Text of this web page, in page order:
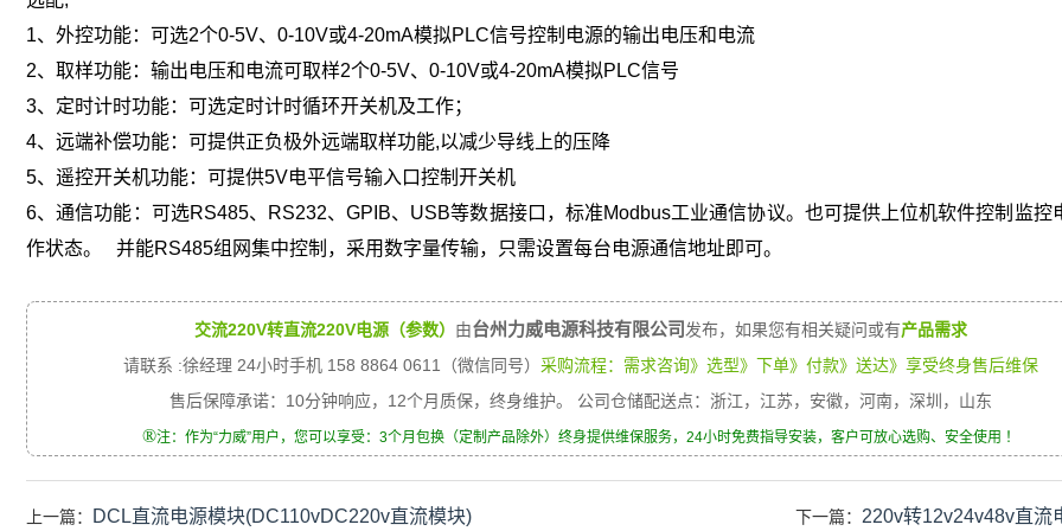
1、外控功能：可选2个0-5V、0-10V或4-20mA模拟PLC信号控制电源的输出电压和电流
2、取样功能：输出电压和电流可取样2个0-5V、0-10V或4-20mA模拟PLC信号
3、定时计时功能：可选定时计时循环开关机及工作；
4、远端补偿功能：可提供正负极外远端取样功能,以减少导线上的压降
5、遥控开关机功能：可提供5V电平信号输入口控制开关机
6、通信功能：可选RS485、RS232、GPIB、USB等数据接口，标准Modbus工业通信协议。也可提供上位机软件控制监控
作状态。 并能RS485组网集中控制，采用数字量传输，只需设置每台电源通信地址即可。
交流220V转直流220V电源（参数） 由台州力威电源科技有限公司发布，如果您有相关疑问或有产品需求
请联系 :徐经理 24小时手机 158 8864 0611（微信同号） 采购流程：需求咨询》选型》下单》付款》送达》享受终身售后维保
售后保障承诺：10分钟响应，12个月质保，终身维护。 公司仓储配送点：浙江，江苏，安徽，河南，深圳，山东
®注：作为“力威”用户，您可以享受：3个月包换（定制产品除外）终身提供维保服务，24小时免费指导安装，客户可放心选购、安全使用 ！
上一篇： DCL直流电源模块(DC110vDC220v直流模块) 下一篇： 220v转12v24v48v直流